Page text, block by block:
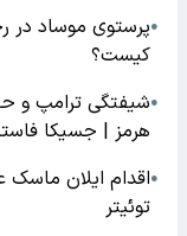
●پرستوی موساد در
کیست؟
●شیفتگی ترامپ و
هرمز | جسیکا
●اقدام ایلان ماسک
توئیتر